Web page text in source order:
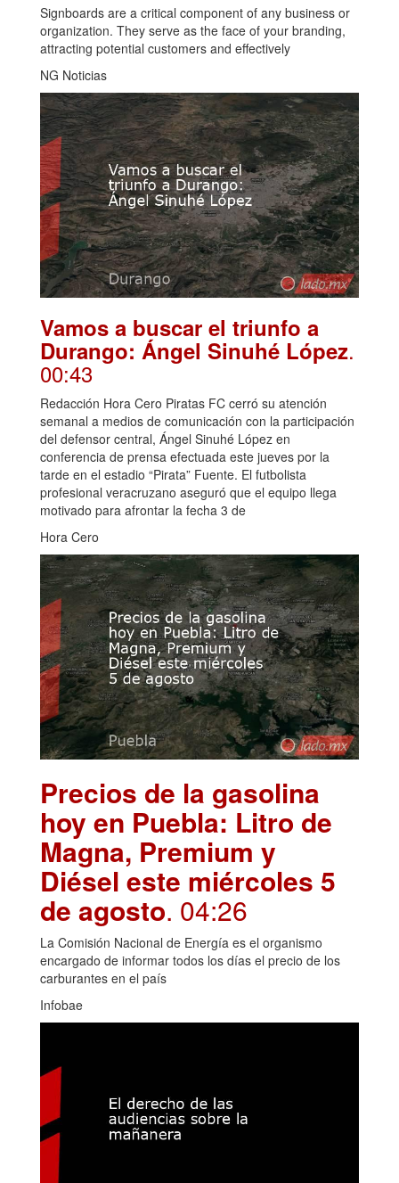
Signboards are a critical component of any business or
organization. They serve as the face of your branding,
attracting potential customers and effectively
NG Noticias
Vamos a buscar el triunfo a
Durango: Ángel Sinuhé López.
00:43
Redacción Hora Cero Piratas FC cerró su atención
semanal a medios de comunicación con la participación
del defensor central, Ángel Sinuhé López en
conferencia de prensa efectuada este jueves por la
tarde en el estadio “Pirata” Fuente. El futbolista
profesional veracruzano aseguró que el equipo llega
motivado para afrontar la fecha 3 de
Hora Cero
Precios de la gasolina
hoy en Puebla: Litro de
Magna, Premium y
Diésel este miércoles 5
de agosto. 04:26
La Comisión Nacional de Energía es el organismo
encargado de informar todos los días el precio de los
carburantes en el país
Infobae